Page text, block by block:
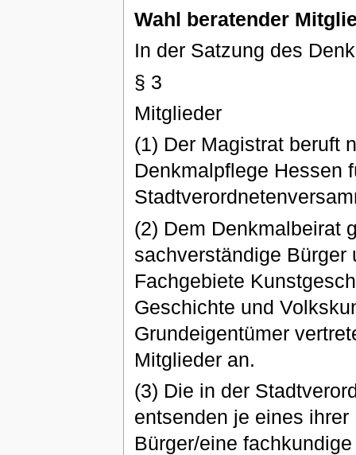
Wahl beratender
In der Satzung des
§ 3
Mitglieder
(1) Der Magistrat beruft
Denkmalpflege Hessen
(2) Dem Denkmalbeirat
sachverständige Bürger
Fachgebiete
Geschichte und
Grundeigentümer
Mitglieder an.
(3) Die in der
entsenden je eines
Bürger/eine